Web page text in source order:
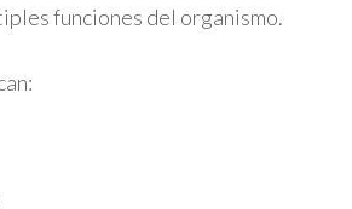
funciones del organismo.